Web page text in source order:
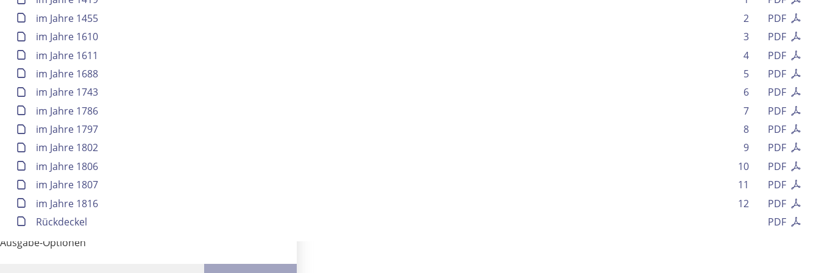
Volltext und Inhaltsverzeichnis
Suchbegriff
Ausgabe-Optionen
PDF
2
im Jahre 1455
PDF
3
im Jahre 1610
PDF
4
im Jahre 1611
PDF
5
im Jahre 1688
PDF
6
im Jahre 1743
PDF
7
im Jahre 1786
PDF
8
im Jahre 1797
PDF
9
im Jahre 1802
PDF
10
im Jahre 1806
PDF
11
im Jahre 1807
PDF
12
im Jahre 1816
PDF
Rückdeckel